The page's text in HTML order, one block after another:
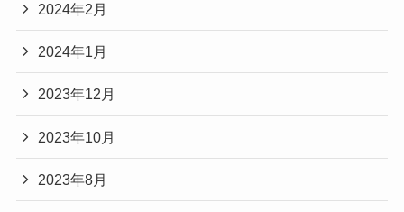
2024年2月
2024年1月
2023年12月
2023年10月
2023年8月